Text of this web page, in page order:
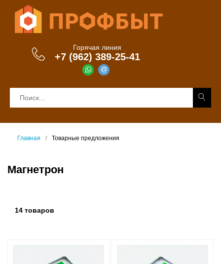
Горячая линия
+7 (962) 389-25-41
Главная Товарные предложения
Магнетрон
14 товаров